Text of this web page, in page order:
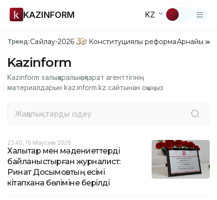
KAZINFORM KZ
Тренд:Сайлау-2026 Конституциялық реформаАрнайы
Kazinform
Kazinform халықаралық ақпарат агенттігінің
материалдарын kaz.inform.kz сайтынан оқыңыз
22:40, 19 Маусым 2026
Халықтар мен мәдениеттерді
байланыстырған журналист:
Ринат Досымовтың есімі
кітапхана бөліміне берілді